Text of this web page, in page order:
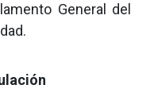
General del